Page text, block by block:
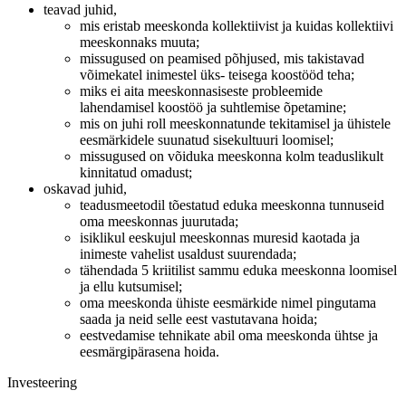
teavad juhid,
mis eristab meeskonda kollektiivist ja kuidas kollektiivi
meeskonnaks muuta;
missugused on peamised põhjused, mis takistavad
võimekatel inimestel üks- teisega koostööd teha;
miks ei aita meeskonnasiseste probleemide
lahendamisel koostöö ja suhtlemise õpetamine;
mis on juhi roll meeskonnatunde tekitamisel ja ühistele
eesmärkidele suunatud sisekultuuri loomisel;
missugused on võiduka meeskonna kolm teaduslikult
kinnitatud omadust;
oskavad juhid,
teadusmeetodil tõestatud eduka meeskonna tunnuseid
oma meeskonnas juurutada;
isiklikul eeskujul meeskonnas muresid kaotada ja
inimeste vahelist usaldust suurendada;
tähendada 5 kriitilist sammu eduka meeskonna loomisel
ja ellu kutsumisel;
oma meeskonda ühiste eesmärkide nimel pingutama
saada ja neid selle eest vastutavana hoida;
eestvedamise tehnikate abil oma meeskonda ühtse ja
eesmärgipärasena hoida.
Investeering